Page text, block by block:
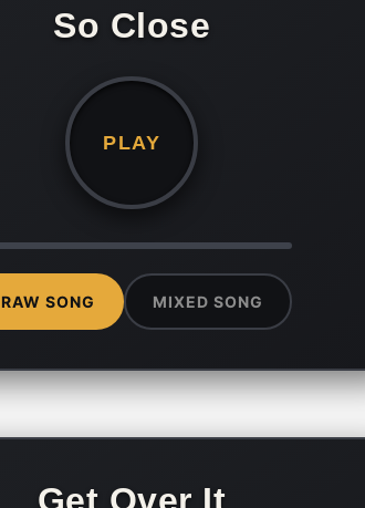
So Close
PLAY
RAW SONG MIXED SONG